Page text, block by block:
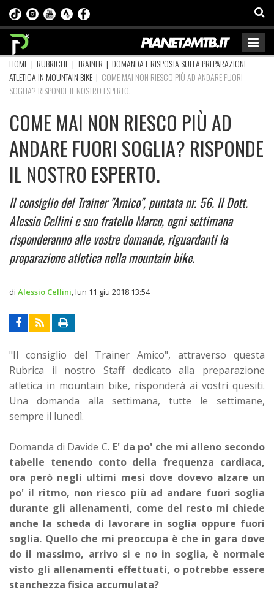
HOME | RUBRICHE |TRAINER | DOMANDA E RISPOSTA SULLA PREPARAZIONE
ATLETICA IN MOUNTAIN BIKE | COME MAI NON RIESCO PIÙ AD ANDARE FUORI
SOGLIA? RISPONDE IL NOSTRO ESPERTO.
COME MAI NON RIESCO PIÙ AD
ANDARE FUORI SOGLIA? RISPONDE
IL NOSTRO ESPERTO.
Il consiglio del Trainer "Amico", puntata nr. 56. Il Dott.
Alessio Cellini e suo fratello Marco, ogni settimana
risponderanno alle vostre domande, riguardanti la
preparazione atletica nella mountain bike.
di Alessio Cellini lun 11 giu 2018 13:54
"Il consiglio del Trainer Amico", attraverso questa
Rubrica il nostro Staff dedicato alla preparazione
atletica in mountain bike, risponderà ai vostri quesiti.
Una domanda alla settimana, tutte le settimane,
sempre il lunedì.
Domanda di Davide C. E' da po' che mi alleno secondo
tabelle tenendo conto della frequenza cardiaca,
ora però negli ultimi mesi dove dovevo alzare un
po' il ritmo, non riesco più ad andare fuori soglia
durante gli allenamenti, come del resto mi chiede
anche la scheda di lavorare in soglia oppure fuori
soglia. Quello che mi preoccupa è che in gara dove
do il massimo, arrivo si e no in soglia, è normale
visto gli allenamenti effettuati, o potrebbe essere
stanchezza fisica accumulata?